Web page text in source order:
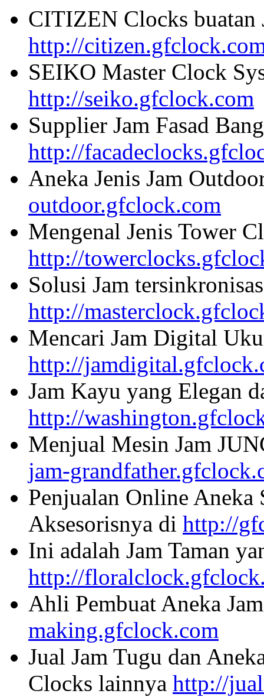
CITIZEN Clocks buatan
http://
SEIKO Master Clock
http://seiko.gfclock.com
Supplier Jam Fasad
http://
Aneka Jenis Jam
outdoor.gfclock.com
Mengenal Jenis Tower
http://
Solusi Jam
http://
Mencari Jam Digital
http://
Jam Kayu yang Elegan
http://
Menjual Mesin Jam
jam-
Penjualan Online Aneka
Aksesorisnya di http://
Ini adalah Jam Taman
http://
Ahli Pembuat Aneka
making.gfclock.com
Jual Jam Tugu dan
Clocks lainnya http://